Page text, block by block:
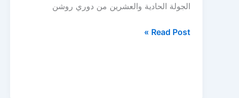
الجولة الحادية والعشرين من دوري روشن
الرياض
Read Post »